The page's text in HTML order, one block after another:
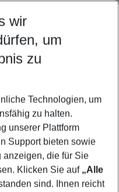
Wünschen
wir
um
zu
Technologien, um
zu halten.
unserer Plattform
Support bieten sowie
anzeigen, die für Sie
Klicken Sie auf „Alle
sind. Ihnen reicht